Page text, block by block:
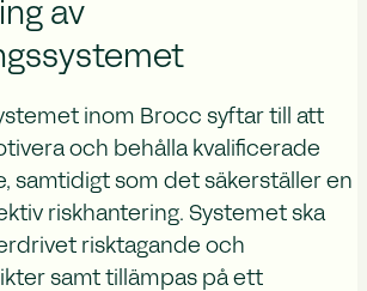
av
inom Brocc syftar till att
och behålla kvalificerade
samtidigt som det säkerställer en
riskhantering. Systemet ska
risktagande och
samt tillämpas på ett